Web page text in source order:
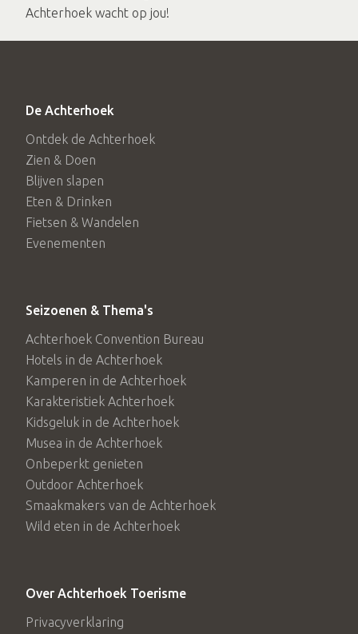
Achterhoek wacht op jou!
De Achterhoek
Ontdek de Achterhoek
Zien & Doen
Blijven slapen
Eten & Drinken
Fietsen & Wandelen
Evenementen
Seizoenen & Thema's
Achterhoek Convention Bureau
Hotels in de Achterhoek
Kamperen in de Achterhoek
Karakteristiek Achterhoek
Kidsgeluk in de Achterhoek
Musea in de Achterhoek
Onbeperkt genieten
Outdoor Achterhoek
Smaakmakers van de Achterhoek
Wild eten in de Achterhoek
Over Achterhoek Toerisme
Privacyverklaring